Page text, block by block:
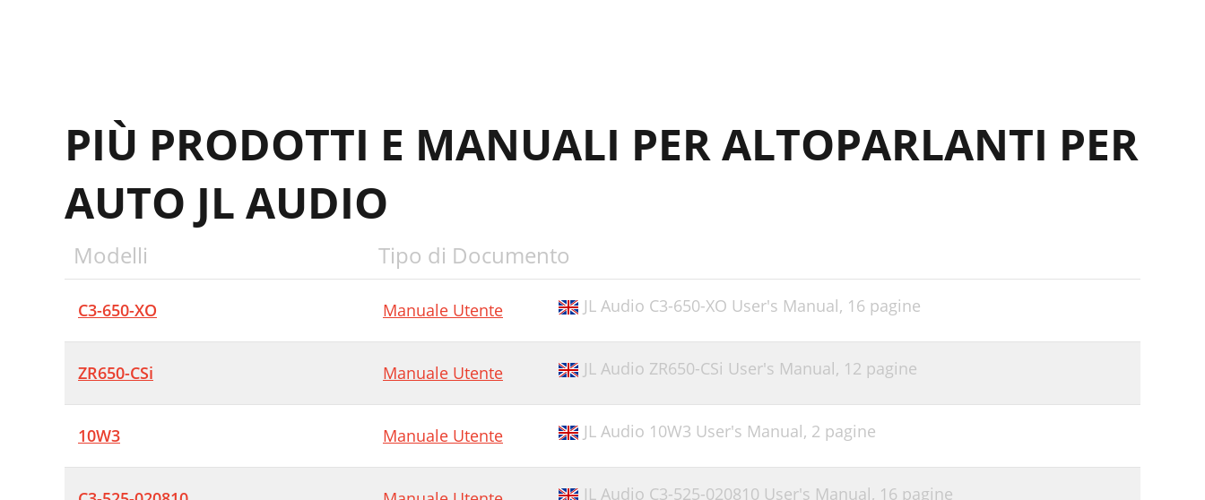
PIÙ PRODOTTI E MANUALI PER ALTOPARLANTI PER
AUTO JL AUDIO
Modelli Tipo di Documento
C3-650-XO Manuale Utente JL Audio C3-650-XO User's Manual, 16 pagine
ZR650-CSi Manuale Utente JL Audio ZR650-CSi User's Manual, 12 pagine
10W3 Manuale Utente JL Audio 10W3 User's Manual, 2 pagine
JL Audio C3-525-020810 User's Manual, 16 pagine